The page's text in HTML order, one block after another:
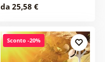
da 25,58 €
Sconto -20%